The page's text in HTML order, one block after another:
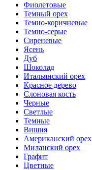
Фиолетовые
Темный орех
Темно-коричневые
Темно-серые
Сиреневые
Ясень
Дуб
Шоколад
Итальянский орех
Красное дерево
Слоновая кость
Черные
Светлые
Темные
Вишня
Американский орех
Миланский орех
Графит
Цветные